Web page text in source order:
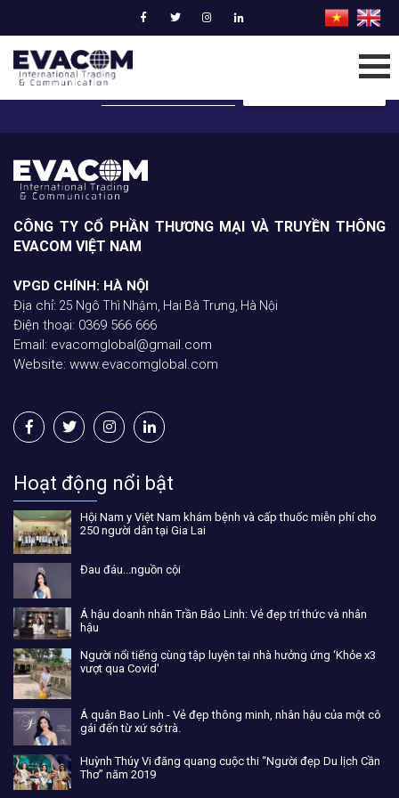
ĐĂNG KÝ NHẬN BẢN TIN
CÔNG TY CỔ PHẦN THƯƠNG MẠI VÀ TRUYỀN THÔNG
EVACOM VIỆT NAM
VPGD CHÍNH: HÀ NỘI
Địa chỉ: 25 Ngô Thì Nhậm, Hai Bà Trưng, Hà Nội
Điện thoại: 0369 566 666
Email: evacomglobal@gmail.com
Website: www.evacomglobal.com
Hoạt động nổi bật
Hội Nam y Việt Nam khám bệnh và cấp thuốc miễn phí cho
250 người dân tại Gia Lai
Đau đáu...nguồn cội
Á hậu doanh nhân Trần Bảo Linh: Vẻ đẹp trí thức và nhân
hậu
Người nổi tiếng cùng tập luyện tại nhà hưởng ứng ‘Khỏe x3
vượt qua Covid'
Á quân Bao Linh - Vẻ đẹp thông minh, nhân hậu của một cô
gái đến từ xứ sở trà.
Huỳnh Thúy Vi đăng quang cuộc thi “Người đẹp Du lịch Cần
Thơ” năm 2019